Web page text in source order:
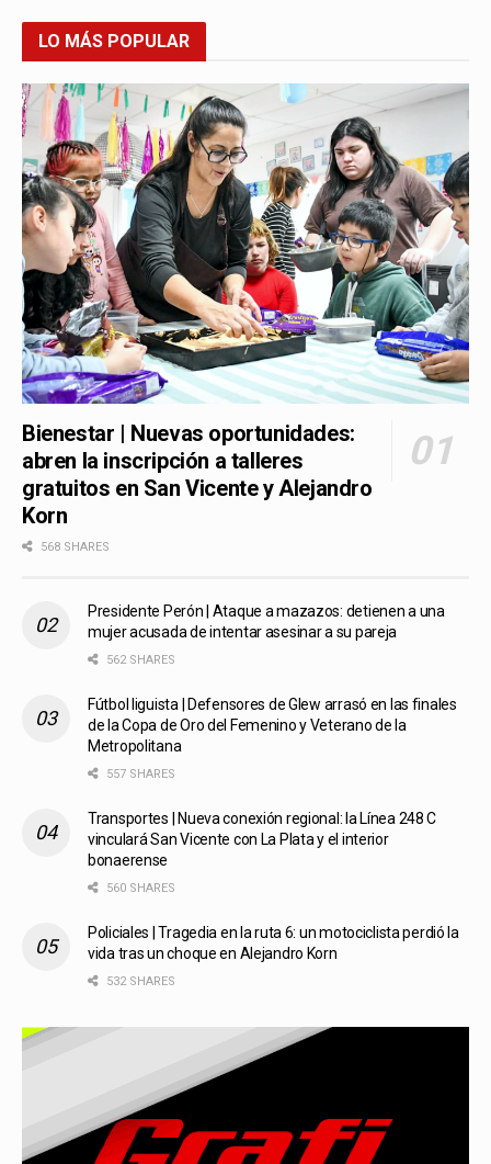
LO MÁS POPULAR
Bienestar | Nuevas oportunidades:
abren la inscripción a talleres
gratuitos en San Vicente y Alejandro
Korn
568 SHARES
Presidente Perón | Ataque a mazazos: detienen a una
mujer acusada de intentar asesinar a su pareja
562 SHARES
Fútbol liguista | Defensores de Glew arrasó en las finales
de la Copa de Oro del Femenino y Veterano de la
Metropolitana
557 SHARES
Transportes | Nueva conexión regional: la Línea 248 C
vinculará San Vicente con La Plata y el interior
bonaerense
560 SHARES
Policiales | Tragedia en la ruta 6: un motociclista perdió la
vida tras un choque en Alejandro Korn
532 SHARES